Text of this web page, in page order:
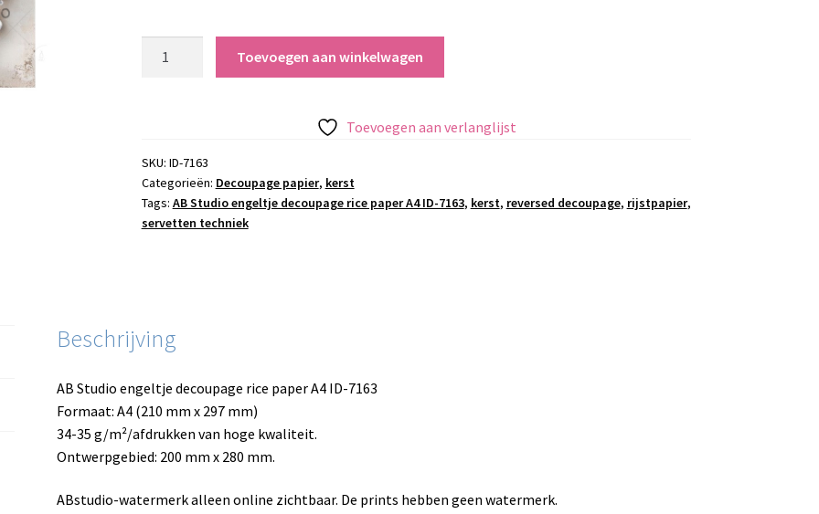
paper
A4
ID-
7163
Toevoegen aan winkelwagen
Toevoegen aan verlanglijst
SKU: ID-7163
Categorieën: Decoupage papier, kerst
Tags: AB Studio engeltje decoupage rice paper A4 ID-7163, kerst, reversed decoupage, rijstpapier,
servetten techniek
Beschrijving
AB Studio engeltje decoupage rice paper A4 ID-7163
Formaat: A4 (210 mm x 297 mm)
34-35 g/m²/afdrukken van hoge kwaliteit.
Ontwerpgebied: 200 mm x 280 mm.
ABstudio-watermerk alleen online zichtbaar. De prints hebben geen watermerk.